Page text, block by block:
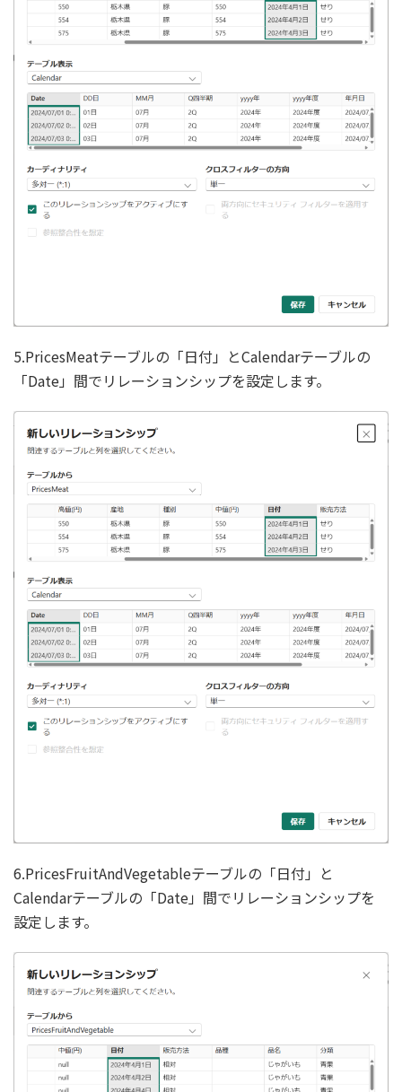
5.PricesMeatテーブルの「日付」とCalendarテーブルの
「Date」間でリレーションシップを設定します。
6.PricesFruitAndVegetableテーブルの「日付」と
Calendarテーブルの「Date」間でリレーションシップを
設定します。